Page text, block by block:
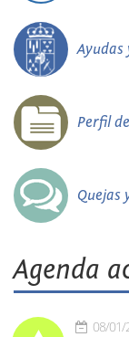
Ayudas
Perfil
Quejas
Agenda
08/01/